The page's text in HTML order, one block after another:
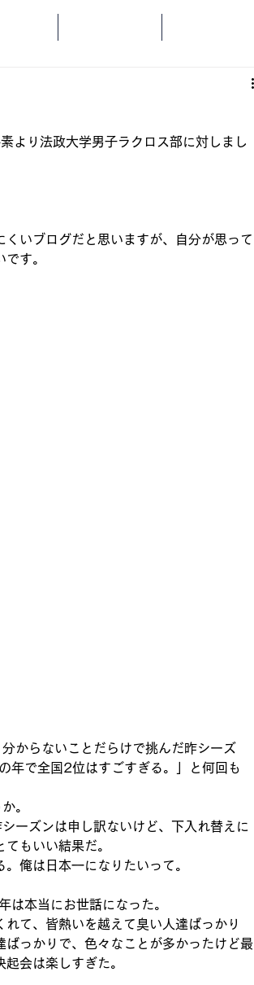
より法政大学男子ラクロス部に対しまし
いブログだと思いますが、自分が思って
す。
からないことだらけで挑んだ昨シーズ
年で全国2位はすごすぎる。」と何回も
。
ーズンは申し訳ないけど、下入れ替えに
もいい結果だ。
俺は日本一になりたいって。
は本当にお世話になった。
て、皆熱いを越えて臭い人達ばっかり
っかりで、色々なことが多かったけど最
会は楽しすぎた。